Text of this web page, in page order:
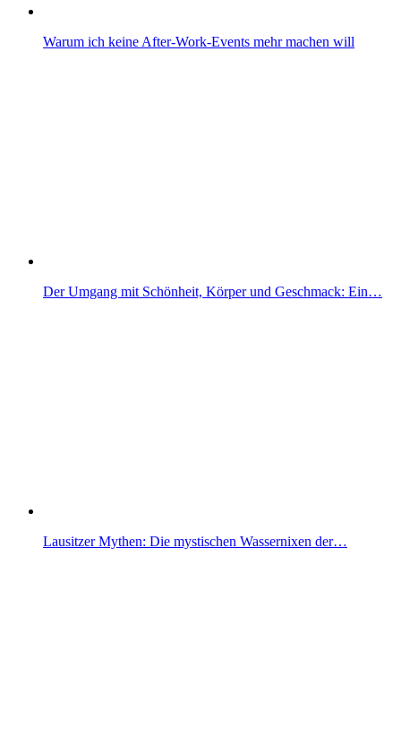
Warum ich keine After-Work-Events mehr machen will
Der Umgang mit Schönheit, Körper und Geschmack: Ein…
Lausitzer Mythen: Die mystischen Wassernixen der…